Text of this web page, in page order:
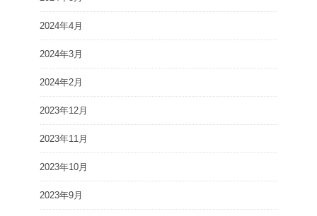
2024年4月
2024年3月
2024年2月
2023年12月
2023年11月
2023年10月
2023年9月